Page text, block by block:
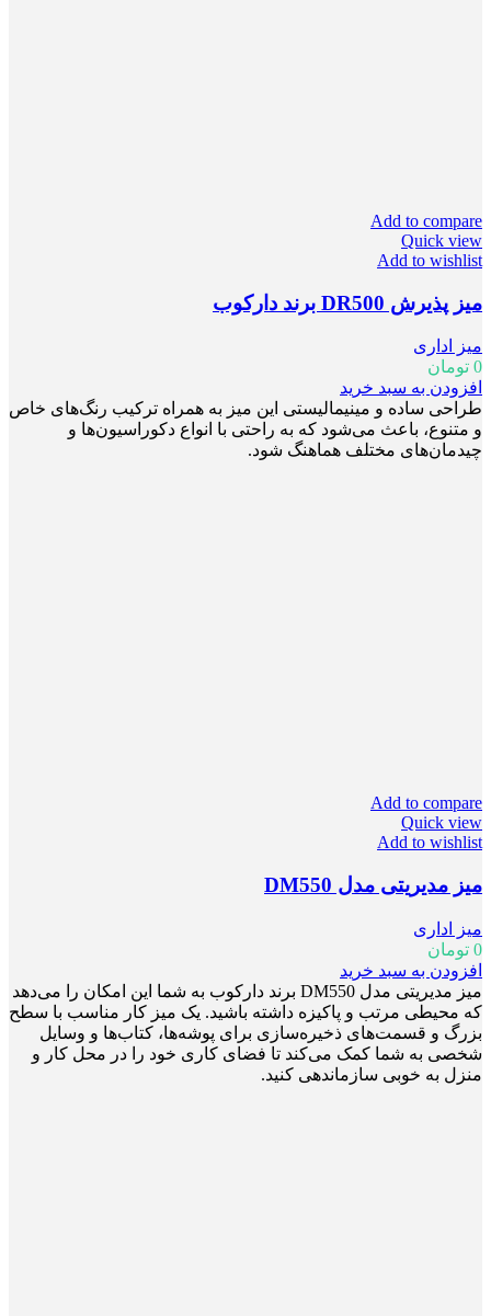
Add to compare
Quick view
Add to wishlist
میز پذیرش DR500 برند دارکوب
میز اداری
0 تومان
افزودن به سبد خرید
طراحی ساده و مینیمالیستی این میز به همراه ترکیب رنگ‌های خاص
و متنوع، باعث می‌شود که به راحتی با انواع دکوراسیون‌ها و
چیدمان‌های مختلف هماهنگ شود.
Add to compare
Quick view
Add to wishlist
میز مدیریتی مدل DM550
میز اداری
0 تومان
افزودن به سبد خرید
میز مدیریتی مدل DM550 برند دارکوب به شما این امکان را می‌دهد
که محیطی مرتب و پاکیزه داشته باشید. یک میز کار مناسب با سطح
بزرگ و قسمت‌های ذخیره‌سازی برای پوشه‌ها، کتاب‌ها و وسایل
شخصی به شما کمک می‌کند تا فضای کاری خود را در محل کار و
منزل به خوبی سازماندهی کنید.